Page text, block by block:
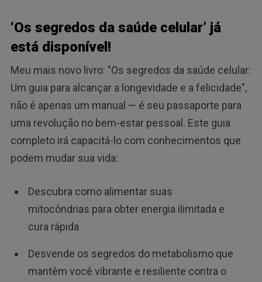
‘Os segredos da saúde celular’ já
está disponível!
Meu mais novo livro: "Os segredos da saúde celular:
Um guia para alcançar a longevidade e a felicidade",
não é apenas um manual — é seu passaporte para
uma revolução no bem-estar pessoal. Este guia
completo irá capacitá-lo com conhecimentos que
podem mudar sua vida:
Descubra como alimentar suas
mitocôndrias para obter energia ilimitada e
cura rápida
Desvende os segredos do metabolismo que
mantêm você vibrante e resiliente contra o